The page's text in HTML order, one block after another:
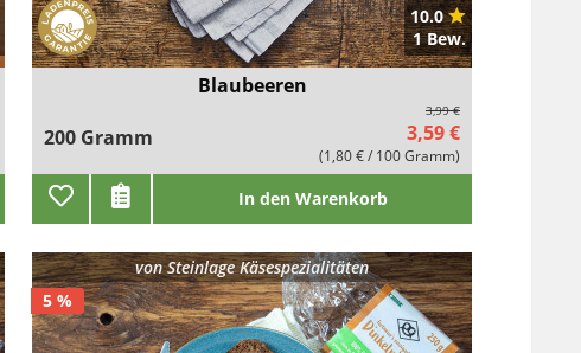
10.0
1 Bew.
Blaubeeren
200 Gramm
3,99 €
3,59 €
(1,80 € / 100 Gramm)
In den Warenkorb
5 %
vonSteinlage Käsespezialitäten